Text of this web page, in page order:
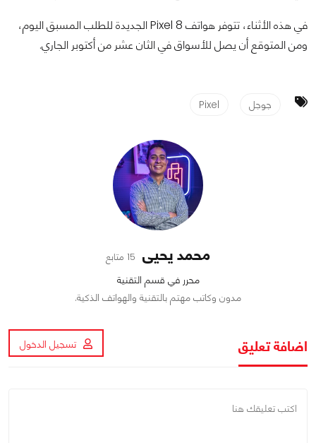
في هذه الأثناء، تتوفر هواتف Pixel 8 الجديدة للطلب المسبق اليوم،
ومن المتوقع أن يصل للأسواق في الثان عشر من أكتوبر الجاري.
جوجل Pixel
محمد يحيى 15 متابع
محرر في قسم التقنية
مدون وكاتب مهتم بالتقنية والهواتف الذكية.
اضافة تعليق تسجيل الدخول